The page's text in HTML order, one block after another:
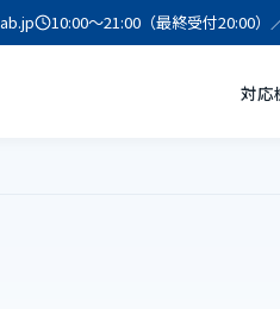
10:00〜21:00（最終受付20:00）
対応